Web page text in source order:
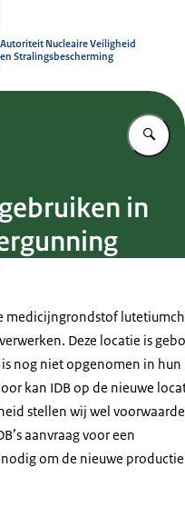
Autoriteit Nucleaire Veiligheid
en Stralingsbescherming
in
medicijngrondstof
Deze locatie is
nog niet opgenomen in hun
kan IDB op de nieuwe
stellen wij wel
aanvraag voor een
om de nieuwe